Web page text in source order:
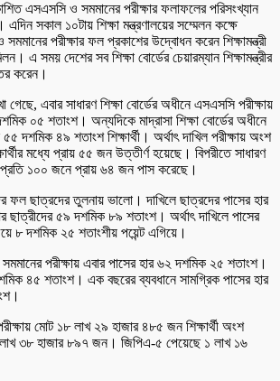
এসএসসি ও সমমানের পরীক্ষার ফলাফলের পরিসংখ্যান
সকাল ১০টায় শিক্ষা মন্ত্রণালয়ের সম্মেলন কক্ষে
পরীক্ষার ফল প্রকাশের উদ্বোধন করেন শিক্ষামন্ত্রী
এ সময় দেশের সব শিক্ষা বোর্ডের চেয়ারম্যান শিক্ষামন্ত্রীর
করেন।
এবার সাধারণ শিক্ষা বোর্ডের অধীনে এসএসসি পরীক্ষায়
০৫ শতাংশ। অন্যদিকে মাদ্রাসা শিক্ষা বোর্ডের অধীনে
৫৫ দশমিক ৪৯ শতাংশ শিক্ষার্থী। অর্থাৎ দাখিল পরীক্ষায় অংশ
মধ্যে প্রায় ৫৫ জন উত্তীর্ণ হয়েছে। বিপরীতে সাধারণ
প্রতি ১০০ জনে প্রায় ৬৪ জন পাস করেছে।
ফল ছাত্রদের তুলনায় ভালো। দাখিলে ছাত্রদের পাসের হার
৫৯ দশমিক ৮৯ শতাংশ। অর্থাৎ দাখিলে পাসের
৮ দশমিক ২৫ শতাংশীয় পয়েন্ট এগিয়ে।
পরীক্ষায় এবার পাসের হার ৬২ দশমিক ২৫ শতাংশ।
৪৫ শতাংশ। এক বছরের ব্যবধানে সামগ্রিক পাসের হার
মোট ১৮ লাখ ২৯ হাজার ৪৮৫ জন শিক্ষার্থী অংশ
৩৮ হাজার ৮৯৭ জন। জিপিএ-৫ পেয়েছে ১ লাখ ১৬